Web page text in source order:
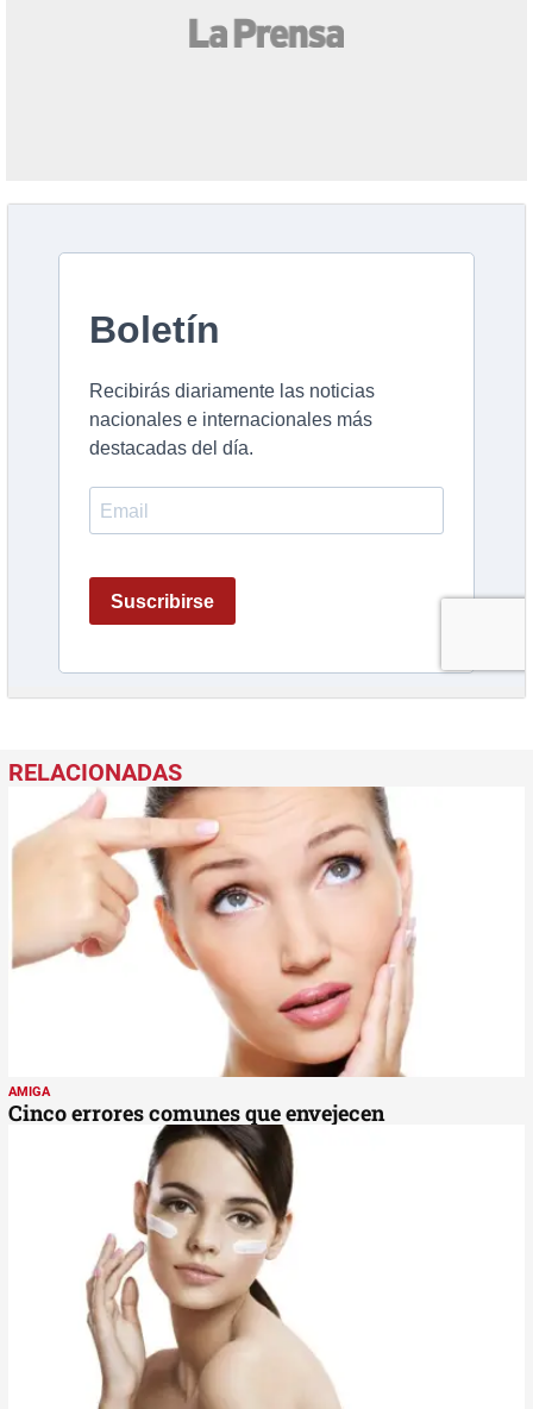
AMIGA
Cinco errores comunes que envejecen